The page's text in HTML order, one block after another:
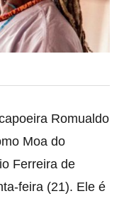
Romualdo
Moa do
Ferreira de
feira (21). Ele é